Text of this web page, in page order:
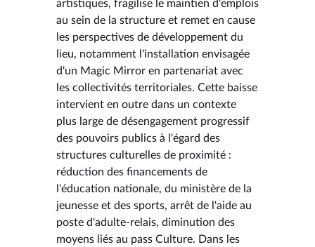
artistiques, fragilise le maintien d'emplois
au sein de la structure et remet en cause
les perspectives de développement du
lieu, notamment l'installation envisagée
d'un Magic Mirror en partenariat avec
les collectivités territoriales. Cette baisse
intervient en outre dans un contexte
plus large de désengagement progressif
des pouvoirs publics à l'égard des
structures culturelles de proximité :
réduction des financements de
l'éducation nationale, du ministère de la
jeunesse et des sports, arrêt de l'aide au
poste d'adulte-relais, diminution des
moyens liés au pass Culture. Dans les